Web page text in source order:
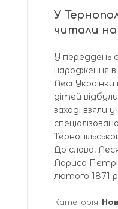
У
читали на
У переддень
народження
Лесі Українки
дітей
заході взяли
До слова,
Лариса
лютого 1871
Категорія: